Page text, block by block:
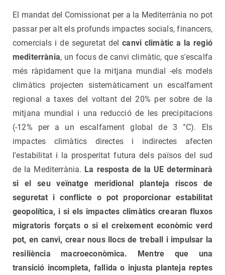
El mandat del Comissionat per a la Mediterrània no pot
passar per alt els profunds impactes socials, financers,
comercials i de seguretat delcanvi climàtic a la regió
mediterrània, un focus de canvi climàtic, que s'escalfa
més ràpidament que la mitjana mundial -els models
climàtics projecten sistemàticament un escalfament
regional a taxes del voltant del 20% per sobre de la
mitjana mundial i una reducció de les precipitacions
(-12% per a un escalfament global de 3 °C). Els
impactes climàtics directes i indirectes afecten
l'estabilitat i la prosperitat futura dels països del sud
de la Mediterrània. La resposta de la UE determinarà
si el seu veïnatge meridional planteja riscos de
seguretat i conflicte o pot proporcionar estabilitat
geopolítica, i si els impactes climàtics crearan fluxos
migratoris forçats o si el creixement econòmic verd
pot, en canvi, crear nous llocs de treball i impulsar la
resiliència macroeconòmica. Mentre que una
transició incompleta, fallida o injusta planteja reptes